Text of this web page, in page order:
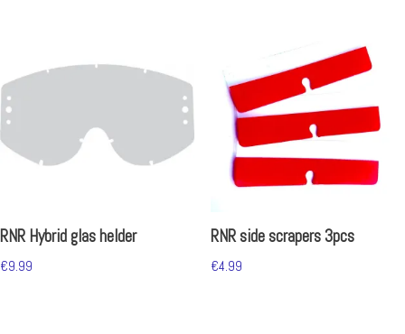
RNR Hybrid glas helder
€9.99
RNR side scrapers 3pcs
€4.99